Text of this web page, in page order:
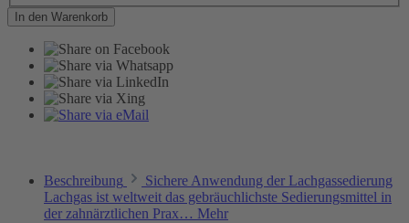
In den Warenkorb
Beschreibung
Sichere Anwendung der Lachgassedierung
Lachgas ist weltweit das gebräuchlichste Sedierungsmittel in
der zahnärztlichen Prax… Mehr